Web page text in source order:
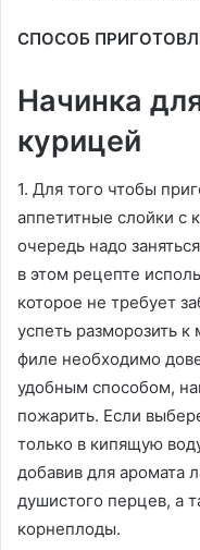
СПОСОБ
Начинка
курицей
1. Для того чтобы
аппетитные слойки с
очередь надо
в этом рецепте
которое не требует
успеть разморозить
филе необходимо
удобным способом,
пожарить. Если
только в кипящую
добавив для аромата
душистого перцев, а
корнеплоды.